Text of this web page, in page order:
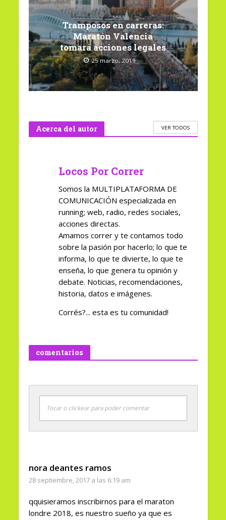
Tramposos en carreras:
Maratón Valencia
tomará acciones legales
25 marzo, 2019
Acerca del autor VER TODOS
Locos Por Correr
Somos la MULTIPLATAFORMA DE
COMUNICACIÓN especializada en
running; web, radio, redes sociales,
acciones directas.
Amamos correr y te contamos todo
sobre la pasión por hacerlo; lo que te
informa, lo que te divierte, lo que te
enseña, lo que genera tu opinión y
debate. Noticias, recomendaciones,
historia, datos e imágenes.
Corrés?... esta es tu comunidad!
comentarios
Tocar o clickear para poder comentar
nora deantes ramos
28 septiembre, 2017 a las 6:19 am
qquisieramos inscribirnos para el maraton
londre 2018, es nuestro sueño ya que es